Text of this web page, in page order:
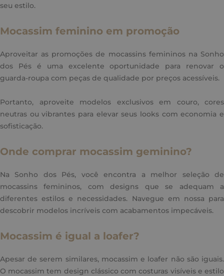
seu estilo.
Mocassim feminino em promoção
Aproveitar as promoções de mocassins femininos na Sonho
dos Pés é uma excelente oportunidade para renovar o
guarda-roupa com peças de qualidade por preços acessíveis.
Portanto, aproveite modelos exclusivos em couro, cores
neutras ou vibrantes para elevar seus looks com economia e
sofisticação.
Onde comprar mocassim geminino?
Na Sonho dos Pés, você encontra a melhor seleção de
mocassins femininos, com designs que se adequam a
diferentes estilos e necessidades. Navegue em nossa para
descobrir modelos incríveis com acabamentos impecáveis.
Mocassim é igual a loafer?
Apesar de serem similares, mocassim e loafer não são iguais.
O mocassim tem design clássico com costuras visíveis e estilo